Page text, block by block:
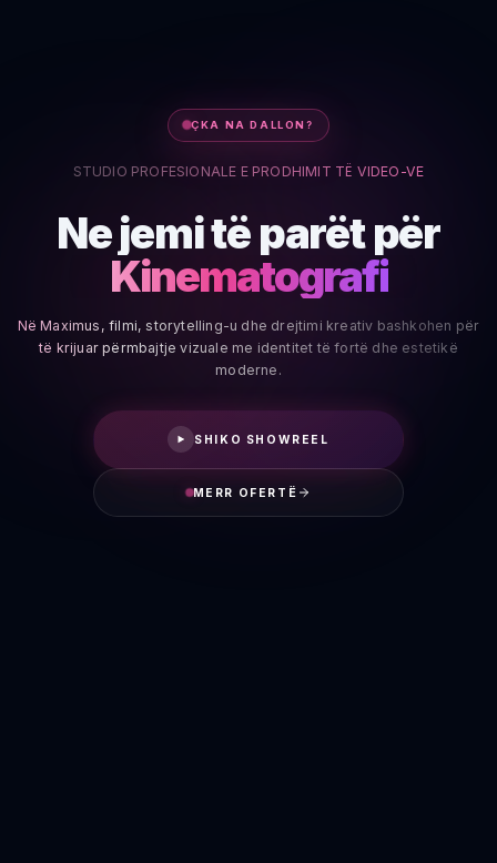
ÇKA NA DALLON?
STUDIO PROFESIONALE E PRODHIMIT TË VIDEO-VE
Ne jemi të parët për
Kinematografi
Në Maximus, filmi, storytelling-u dhe drejtimi kreativ bashkohen për
të krijuar përmbajtje vizuale me identitet të fortë dhe estetikë
moderne.
SHIKO SHOWREEL
MERR OFERTË